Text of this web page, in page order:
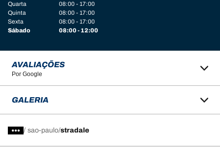
Quarta
08:00 - 17:00
Quinta
08:00 - 17:00
Sexta
08:00 - 17:00
Sábado
08:00 - 12:00
AVALIAÇÕES
Por Google
GALERIA
/ sao-paulo stradale